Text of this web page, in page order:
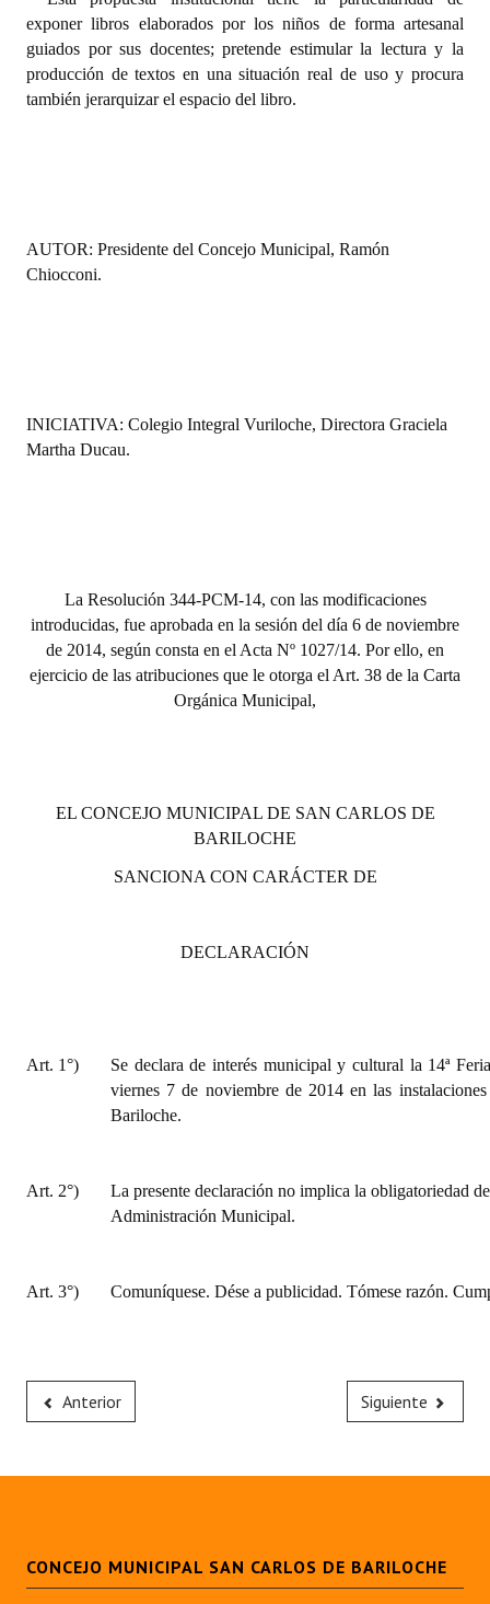
exponer libros elaborados por los niños de forma artesanal
guiados por sus docentes; pretende estimular la lectura y la
producción de textos en una situación real de uso y procura
también jerarquizar el espacio del libro.
AUTOR: Presidente del Concejo Municipal, Ramón
Chiocconi.
INICIATIVA: Colegio Integral Vuriloche, Directora Graciela
Martha Ducau.
La Resolución 344-PCM-14, con las modificaciones
introducidas, fue aprobada en la sesión del día 6 de noviembre
de 2014, según consta en el Acta Nº 1027/14. Por ello, en
ejercicio de las atribuciones que le otorga el Art. 38 de la Carta
Orgánica Municipal,
EL CONCEJO MUNICIPAL DE SAN CARLOS DE
BARILOCHE
SANCIONA CON CARÁCTER DE
DECLARACIÓN
Art. 1°)
Se declara de interés municipal y cultural la 14ª
viernes 7 de noviembre de 2014 en las
Bariloche.
Art. 2°)
La presente declaración no implica la obligatoriedad
Administración Municipal.
Art. 3°) Comuníquese. Dése a publicidad. Tómese razón.
Anterior Siguiente
CONCEJO MUNICIPAL SAN CARLOS DE BARILOCHE